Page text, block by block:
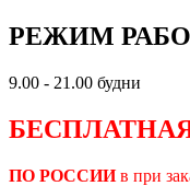
РЕЖИМ
9.00 - 21.00 будни
ПО РОССИИв при